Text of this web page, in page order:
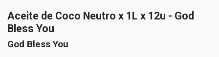
Aceite de Coco Neutro x 1L x 12u - God
Bless You
God Bless You